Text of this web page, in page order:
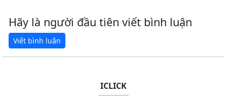
Hãy là người đầu tiên viết bình luận
ICLICK